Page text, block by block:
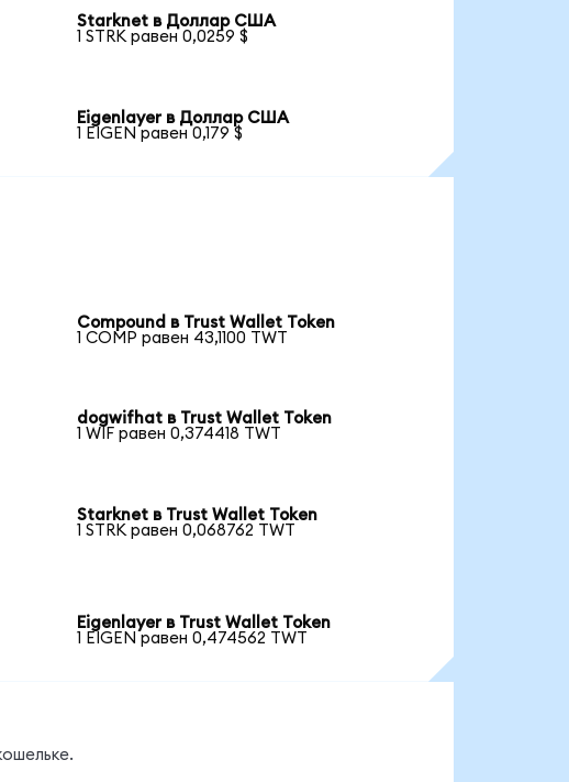
Starknet в Доллар США
1 STRK равен 0,0259 $
Eigenlayer в Доллар США
1 EIGEN равен 0,179 $
Compound в Trust Wallet Token
1 COMP равен 43,1100 TWT
dogwifhat в Trust Wallet Token
1 WIF равен 0,374418 TWT
Starknet в Trust Wallet Token
1 STRK равен 0,068762 TWT
Eigenlayer в Trust Wallet Token
1 EIGEN равен 0,474562 TWT